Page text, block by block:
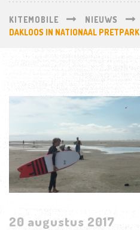
KITEMOBILE NIEUWS
DAKLOOS IN NATIONAAL PRETPARK
20 augustus 2017